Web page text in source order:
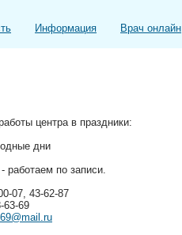
Информация Врач онлайн
центра в праздники:
дни
работаем по записи.
07, 43-62-87
63-69